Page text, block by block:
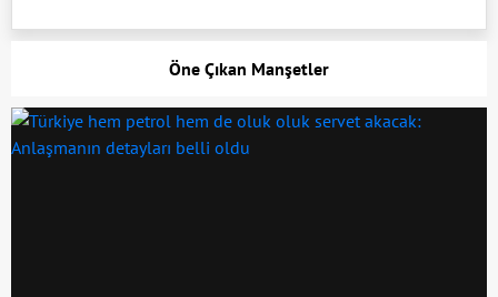
Öne Çıkan Manşetler